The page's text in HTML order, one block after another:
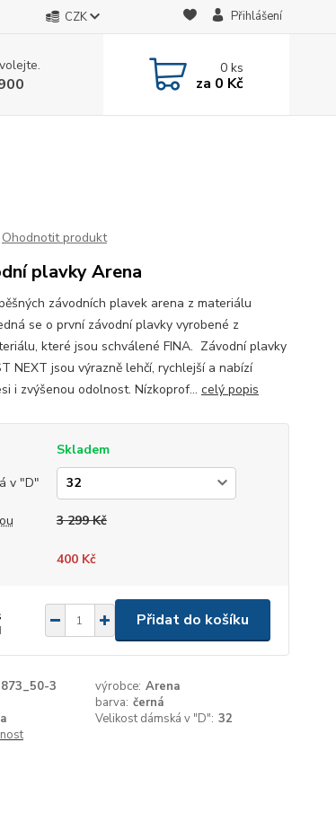
CZK Přihlášení
0ks
za 0 Kč
Ohodnotit produkt
plavky Arena
závodních plavek arena z materiálu
se o první závodní plavky vyrobené z
které jsou schválené FINA. Závodní plavky
NEXT jsou výrazně lehčí, rychlejší a nabízí
i zvýšenou odolnost. Nízkoprof... celý popis
Skladem
v "D"
3 299 Kč
400 Kč
Přidat do košíku
3 výrobce: Arena
barva: černá
Velikost dámská v "D": 32